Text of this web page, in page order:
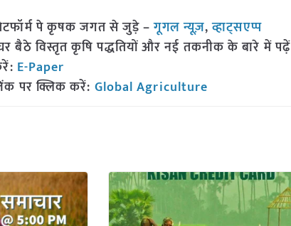
पे कृषक जगत से जुड़े –गूगल न्यूज़,व्हाट्सएप्प
बैठे विस्तृत कृषि पद्धतियों और नई तकनीक के बारे में पढ़ें
E-Paper
पर क्लिक करें: Global Agriculture